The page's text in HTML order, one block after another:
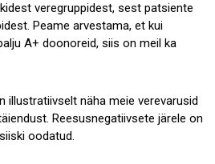
veregruppidest, sest patsiente
Peame arvestama, et kui
A+ doonoreid, siis on meil ka
illustratiivselt näha meie verevarusid
Reesusnegatiivsete järele on
oodatud.